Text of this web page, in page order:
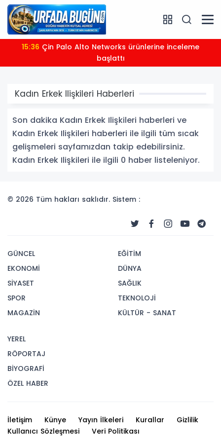
15:36
başlattı
Kadın Erkek Ilişkileri Haberleri
Son dakika Kadın Erkek Ilişkileri haberleri ve
Kadın Erkek Ilişkileri haberleri ile ilgili tüm sıcak
gelişmeleri sayfamızdan takip edebilirsiniz.
Kadın Erkek Ilişkileri ile ilgili 0 haber listeleniyor.
© 2026 Tüm hakları saklıdır. Sistem :
GÜNCEL
EKONOMİ
SİYASET
SPOR
MAGAZİN
EĞİTİM
DÜNYA
SAĞLIK
TEKNOLOJİ
KÜLTÜR - SANAT
YEREL
RÖPORTAJ
BİYOGRAFİ
ÖZEL HABER
İletişim Künye Yayın İlkeleri Kurallar
Gizlilik
Kullanıcı Sözleşmesi
Veri Politikası